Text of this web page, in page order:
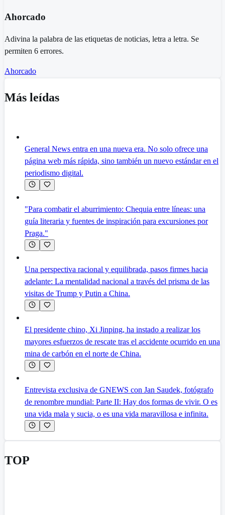
Ahorcado
Adivina la palabra de las etiquetas de noticias, letra a letra. Se
permiten 6 errores.
Ahorcado
Más leídas
General News entra en una nueva era. No solo ofrece una
página web más rápida, sino también un nuevo estándar en el
periodismo digital.
"Para combatir el aburrimiento: Chequia entre líneas: una
guía literaria y fuentes de inspiración para excursiones por
Praga."
Una perspectiva racional y equilibrada, pasos firmes hacia
adelante: La mentalidad nacional a través del prisma de las
visitas de Trump y Putin a China.
El presidente chino, Xi Jinping, ha instado a realizar los
mayores esfuerzos de rescate tras el accidente ocurrido en una
mina de carbón en el norte de China.
Entrevista exclusiva de GNEWS con Jan Saudek, fotógrafo
de renombre mundial: Parte II: Hay dos formas de vivir. O es
una vida mala y sucia, o es una vida maravillosa e infinita.
TOP